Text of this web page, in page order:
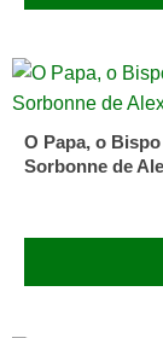
O Papa, o
Sorbonne de